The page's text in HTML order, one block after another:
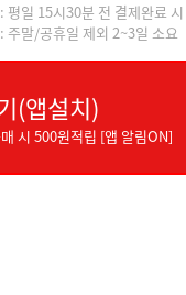
평일 15시30분 전 결제완료
주말/공휴일 제외 2~3일 소요
(앱설치)
시 500원적립 [앱 알림ON]